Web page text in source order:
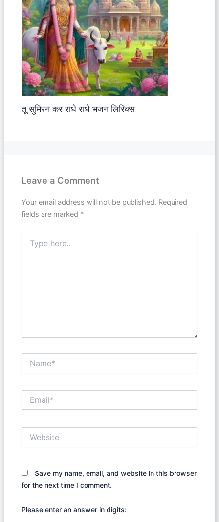
तू सुमिरन कर राधे राधे भजन लिरिक्स
Leave a Comment
Your email address will not be published. Required
fields are marked *
here..
Save my name, email, and website in this browser
for the next time I comment.
Please enter an answer in digits: